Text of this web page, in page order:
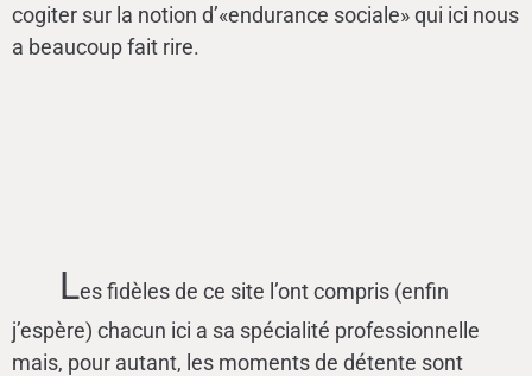
cogiter sur la notion d’«endurance sociale» qui ici nous
a beaucoup fait rire.
Les fidèles de ce site l’ont compris (enfin
j’espère) chacun ici a sa spécialité professionnelle
mais, pour autant, les moments de détente sont